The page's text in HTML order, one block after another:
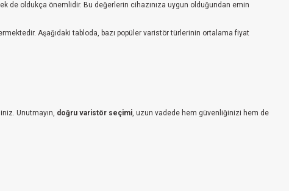
de oldukça önemlidir. Bu değerlerin cihazınıza uygun olduğundan emin
Aşağıdaki tabloda, bazı popüler varistör türlerinin ortalama fiyat
Unutmayın, doğru varistör seçimi, uzun vadede hem güvenliğinizi hem de